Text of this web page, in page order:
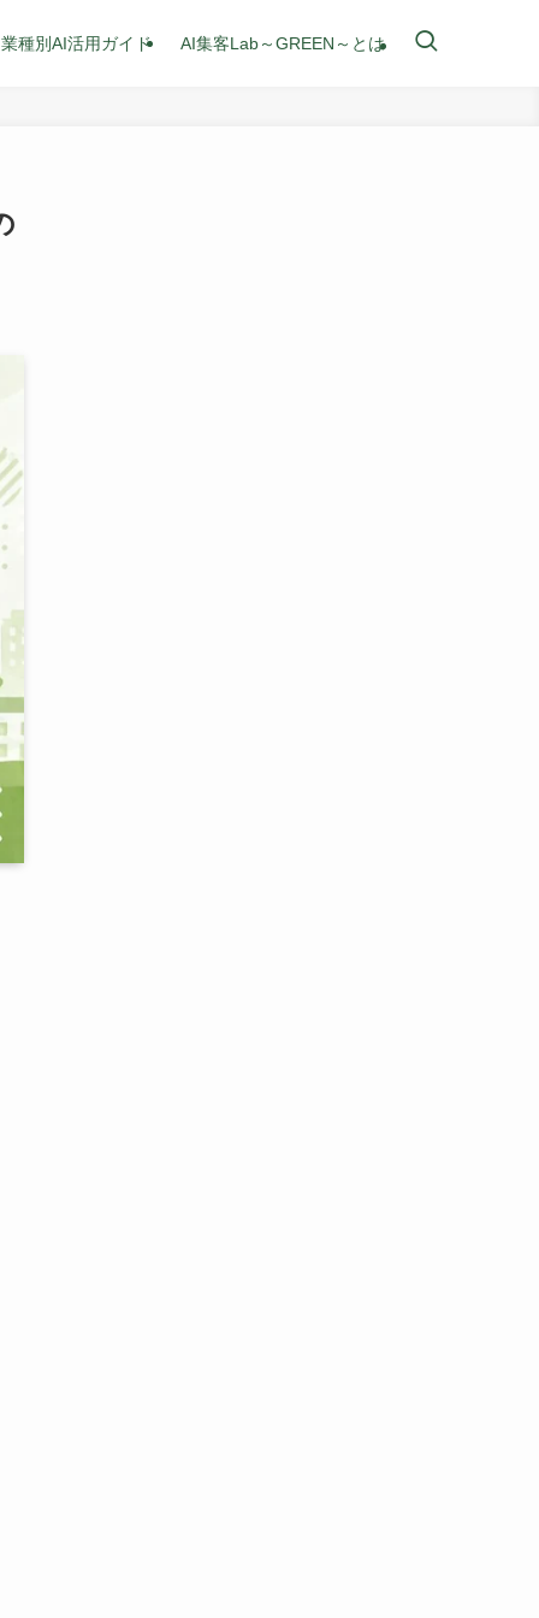
業種別AI活用ガイド AI集客Lab～GREEN～とは